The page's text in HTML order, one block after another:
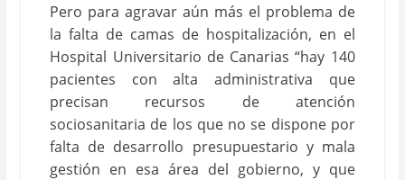
Pero para agravar aún más el problema de
la falta de camas de hospitalización, en el
Hospital Universitario de Canarias “hay 140
pacientes con alta administrativa que
precisan recursos de atención
sociosanitaria de los que no se dispone por
falta de desarrollo presupuestario y mala
gestión en esa área del gobierno, y que